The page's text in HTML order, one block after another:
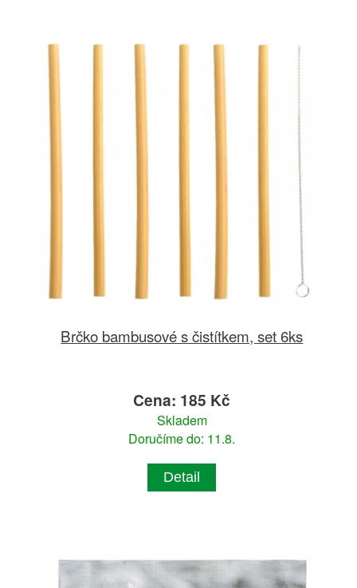
Brčko bambusové s čistítkem, set 6ks
Cena: 185 Kč
Skladem
Doručíme do: 11.8.
Detail